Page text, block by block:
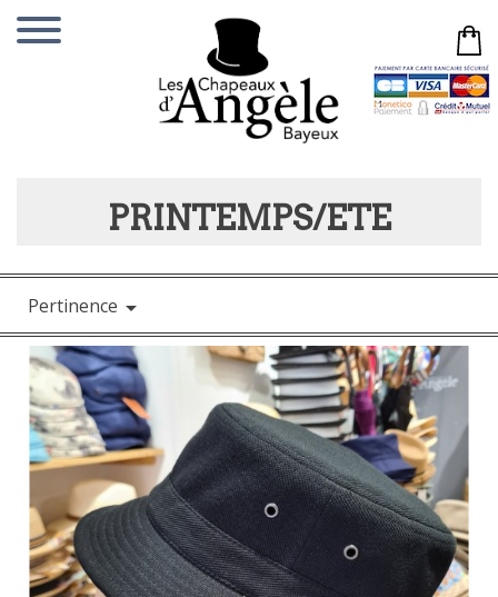
PRINTEMPS/ETE
Pertinence 